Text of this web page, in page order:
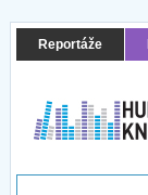
Reportáže